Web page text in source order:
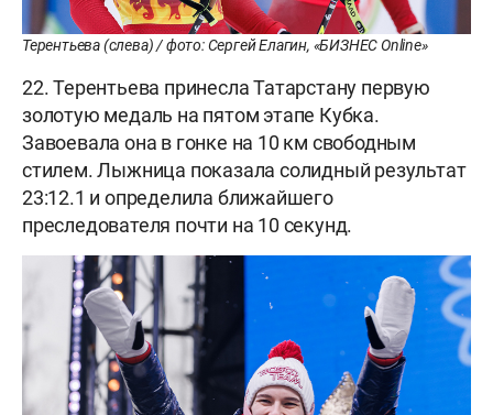
Терентьева (слева) / фото: Сергей Елагин, «БИЗНЕС Online»
22. Терентьева принесла Татарстану первую
золотую медаль на пятом этапе Кубка.
Завоевала она в гонке на 10 км свободным
стилем. Лыжница показала солидный результат
23:12.1 и определила ближайшего
преследователя почти на 10 секунд.